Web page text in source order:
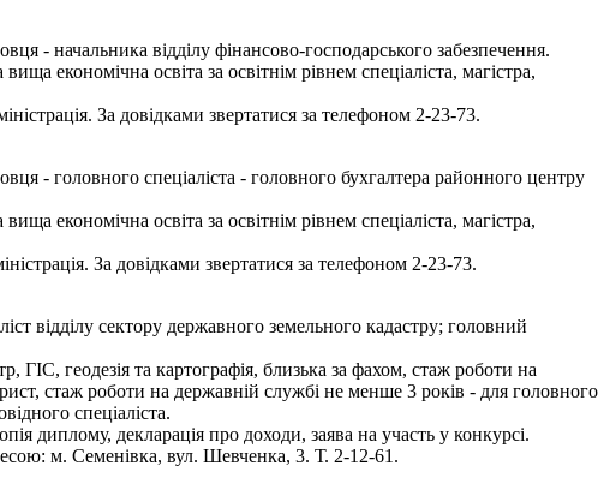
- начальника відділу фінансово-господарського забезпечення.
економічна освіта за освітнім рівнем спеціаліста, магістра,
За довідками звертатися за телефоном 2-23-73.
- головного спеціаліста - головного бухгалтера районного центру
економічна освіта за освітнім рівнем спеціаліста, магістра,
За довідками звертатися за телефоном 2-23-73.
відділу сектору державного земельного кадастру; головний
ГІС, геодезія та картографія, близька за фахом, стаж роботи на
стаж роботи на державній службі не менше 3 років - для головного
спеціаліста.
диплому, декларація про доходи, заява на участь у конкурсі.
м. Семенівка, вул. Шевченка, 3. Т. 2-12-61.